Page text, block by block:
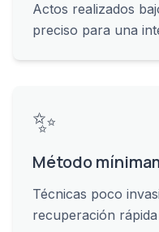
Actos realizados
preciso para una
✨
Método
Técnicas poco
recuperación